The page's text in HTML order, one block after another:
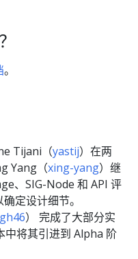
。
Tijani（yastij）在两
Yang（xing-yang）继
、SIG-Node 和 API 评
定设计细节。
） 完成了大部分实
将其引进到 Alpha 阶